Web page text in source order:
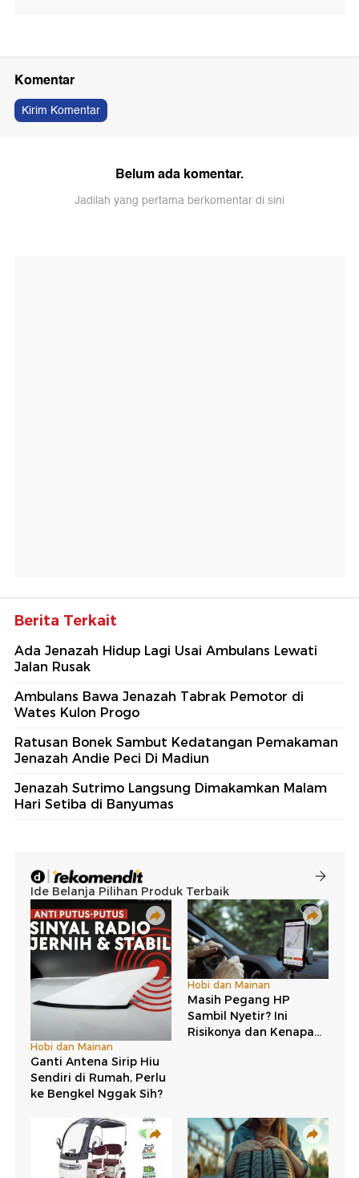
Komentar
Kirim Komentar
Belum ada komentar.
Jadilah yang pertama berkomentar di sini
Berita Terkait
Ada Jenazah Hidup Lagi Usai Ambulans Lewati
Jalan Rusak
Ambulans Bawa Jenazah Tabrak Pemotor di
Wates Kulon Progo
Ratusan Bonek Sambut Kedatangan Pemakaman
Jenazah Andie Peci Di Madiun
Jenazah Sutrimo Langsung Dimakamkan Malam
Hari Setiba di Banyumas